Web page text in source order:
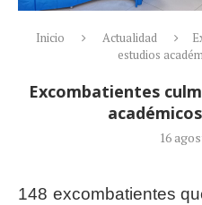
Inicio Actualidad
estudios
Excombatientes
16
148 excombatientes